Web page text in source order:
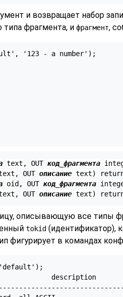
и возвращает набор
типа фрагмента, и фрагмент,
'123 - a number');
text , OUT код_фрагмента
, OUT описание text)
oid , OUT код_фрагмента
, OUT описание text)
описывающую все типы
tokid (идентификатор),
фигурирует в командах
description